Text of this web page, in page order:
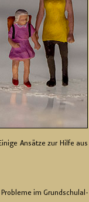
An­sät­ze zur Hilfe aus
im Grund­schul­al­